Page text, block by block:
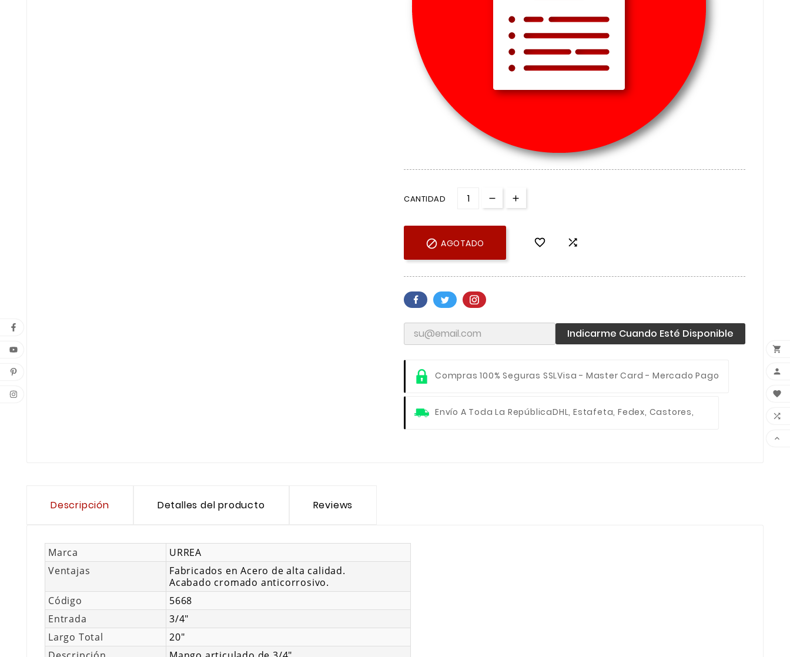
CANTIDAD
 AGOTADO  
Indicarme Cuando Esté Disponible
Compras 100% Seguras SSLVisa - Master Card - Mercado Pago
Envío A Toda La RepúblicaDHL, Estafeta, Fedex, Castores,
Descripción Detalles del producto Reviews
Marca
URREA
Ventajas
Fabricados en Acero de alta calidad.
Acabado cromado anticorrosivo.
Código
5668
Entrada
3/4"
Largo Total
20"




